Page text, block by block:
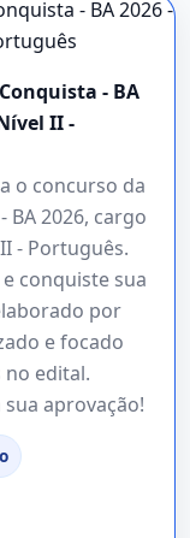
- BA
II -
o concurso da
2026, cargo
- Português.
conquiste sua
por
e focado
no edital.
aprovação!